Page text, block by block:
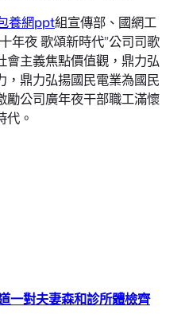
養網ppt組宣傳部、國網工
年夜 歌頌新時代”公司司歌
會主義焦點價值觀，鼎力弘
，鼎力弘揚國民電業為國民
勵公司廣年夜干部職工滿懷
代。
一對夫妻森和診所體檢齊